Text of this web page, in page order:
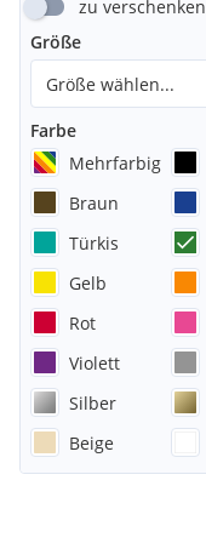
zu verschenken
Größe
Größe wählen...
Farbe
Mehrfarbig
Braun
Türkis
Gelb
Rot
Violett
Silber
Beige